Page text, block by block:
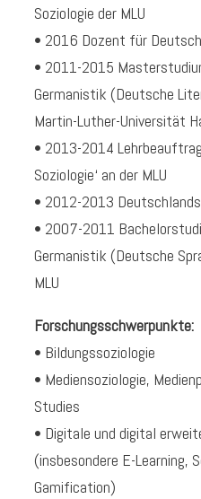
Soziologie der MLU
• 2016 Dozent für
• 2011-2015
Germanistik (Deutsche
Martin-Luther-Universität
• 2013-2014
Soziologie‘ an der MLU
• 2012-2013
• 2007-2011
Germanistik (Deutsche
MLU
Forschungsschwerpunkte:
• Bildungssoziologie
• Mediensoziologie,
Studies
• Digitale und digital
(insbesondere E-Learning,
Gamification)